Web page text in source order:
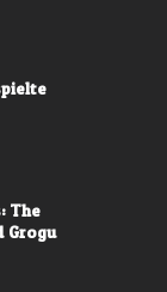
The
Grogu